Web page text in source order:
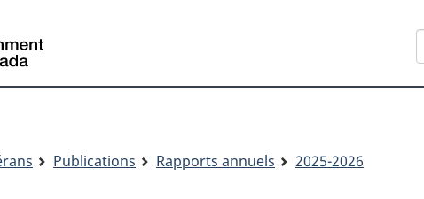
principal
government"
version
Publications Rapports annuels 2025-2026